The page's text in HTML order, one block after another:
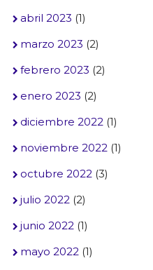
abril 2023 (1)
marzo 2023 (2)
febrero 2023 (2)
enero 2023 (2)
diciembre 2022(1)
noviembre 2022(1)
octubre 2022(3)
julio 2022(2)
junio 2022(1)
mayo 2022(1)